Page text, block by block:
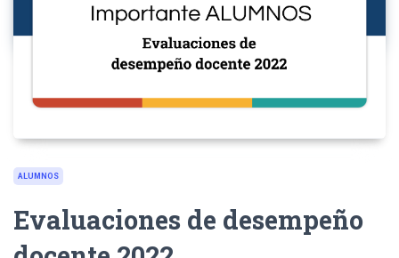
ALUMNOS
Evaluaciones de desempeño